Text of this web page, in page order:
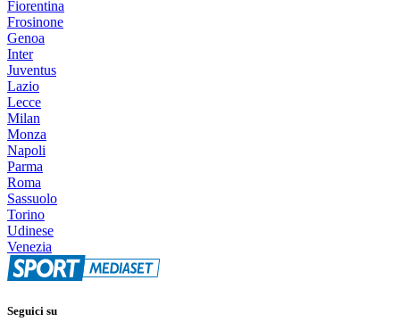
Fiorentina
Frosinone
Genoa
Inter
Juventus
Lazio
Lecce
Milan
Monza
Napoli
Parma
Roma
Sassuolo
Torino
Udinese
Venezia
Seguici su